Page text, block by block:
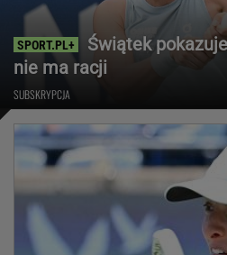
Świątek
nie ma racji
SUBSKRYPCJA